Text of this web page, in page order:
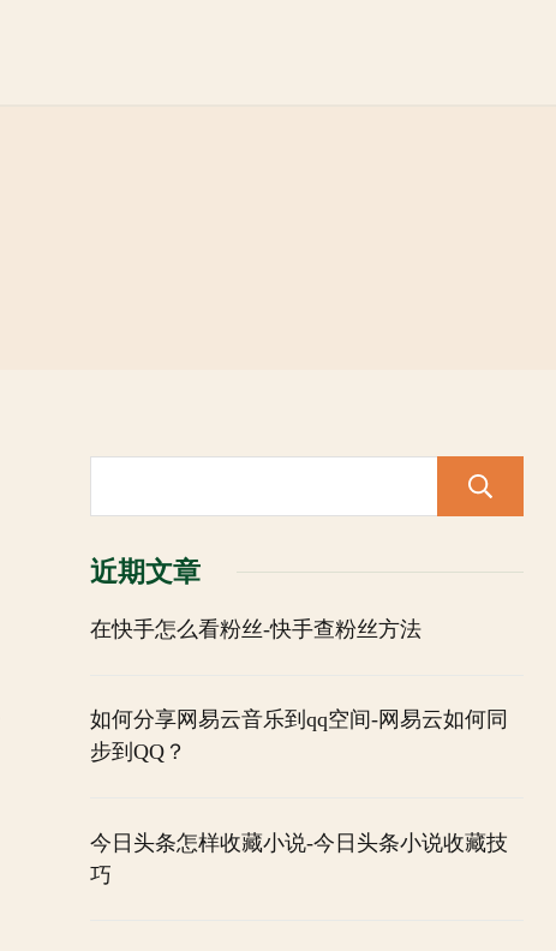
近期文章
在快手怎么看粉丝-快手查粉丝方法
如何分享网易云音乐到qq空间-网易云如何同
步到QQ？
今日头条怎样收藏小说-今日头条小说收藏技
巧